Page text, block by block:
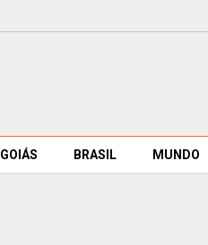
GOIÁS BRASIL MUNDO